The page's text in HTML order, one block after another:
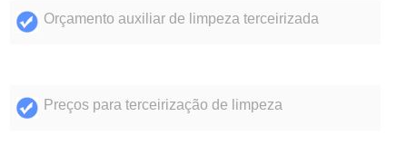
Orçamento auxiliar de limpeza terceirizada
Preços para terceirização de limpeza